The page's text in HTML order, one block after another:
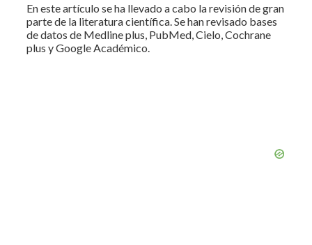
En este artículo se ha llevado a cabo la revisión de gran
parte de la literatura científica. Se han revisado bases
de datos de Medline plus, PubMed, Cielo, Cochrane
plus y Google Académico.